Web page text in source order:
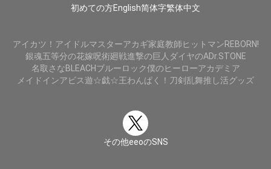
初めての方English简体字繁体中文
アイカツ！ アイドルマスターアカギ家庭教師ヒットマンREBORN!
銀魂五等分の花嫁呪術廻戦進撃の巨人 ダイヤのADr.STONE
名取さなBLEACHブルーロック僕のヒーローアカデミア
メイドインアビス遊☆戯☆王わんぱく！刀剣乱舞推し活グッズ
その他eeoのSNS